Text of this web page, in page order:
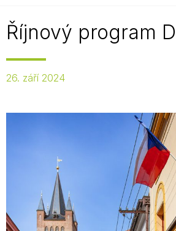
Říjnový program
26. září 2024